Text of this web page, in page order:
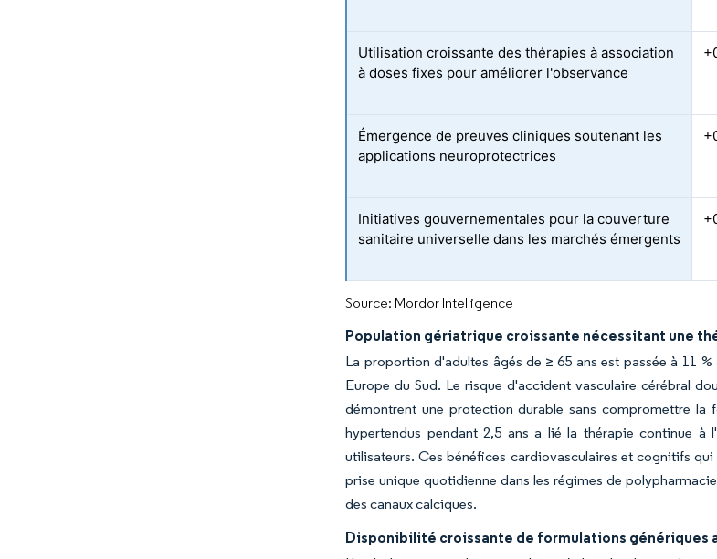
Utilisation croissante des thérapies à association
à doses fixes pour améliorer l'observance
Émergence de preuves cliniques soutenant les
applications neuroprotectrices
Initiatives gouvernementales pour la couverture
sanitaire universelle dans les marchés émergents
Source: Mordor Intelligence
Population gériatrique croissante nécessitant une
La proportion d'adultes âgés de ≥ 65 ans est passée à 11
Europe du Sud. Le risque d'accident vasculaire cérébral
démontrent une protection durable sans compromettre la
hypertendus pendant 2,5 ans a lié la thérapie continue
utilisateurs. Ces bénéfices cardiovasculaires et cognitifs
prise unique quotidienne dans les régimes de
des canaux calciques.
Disponibilité croissante de formulations génériques